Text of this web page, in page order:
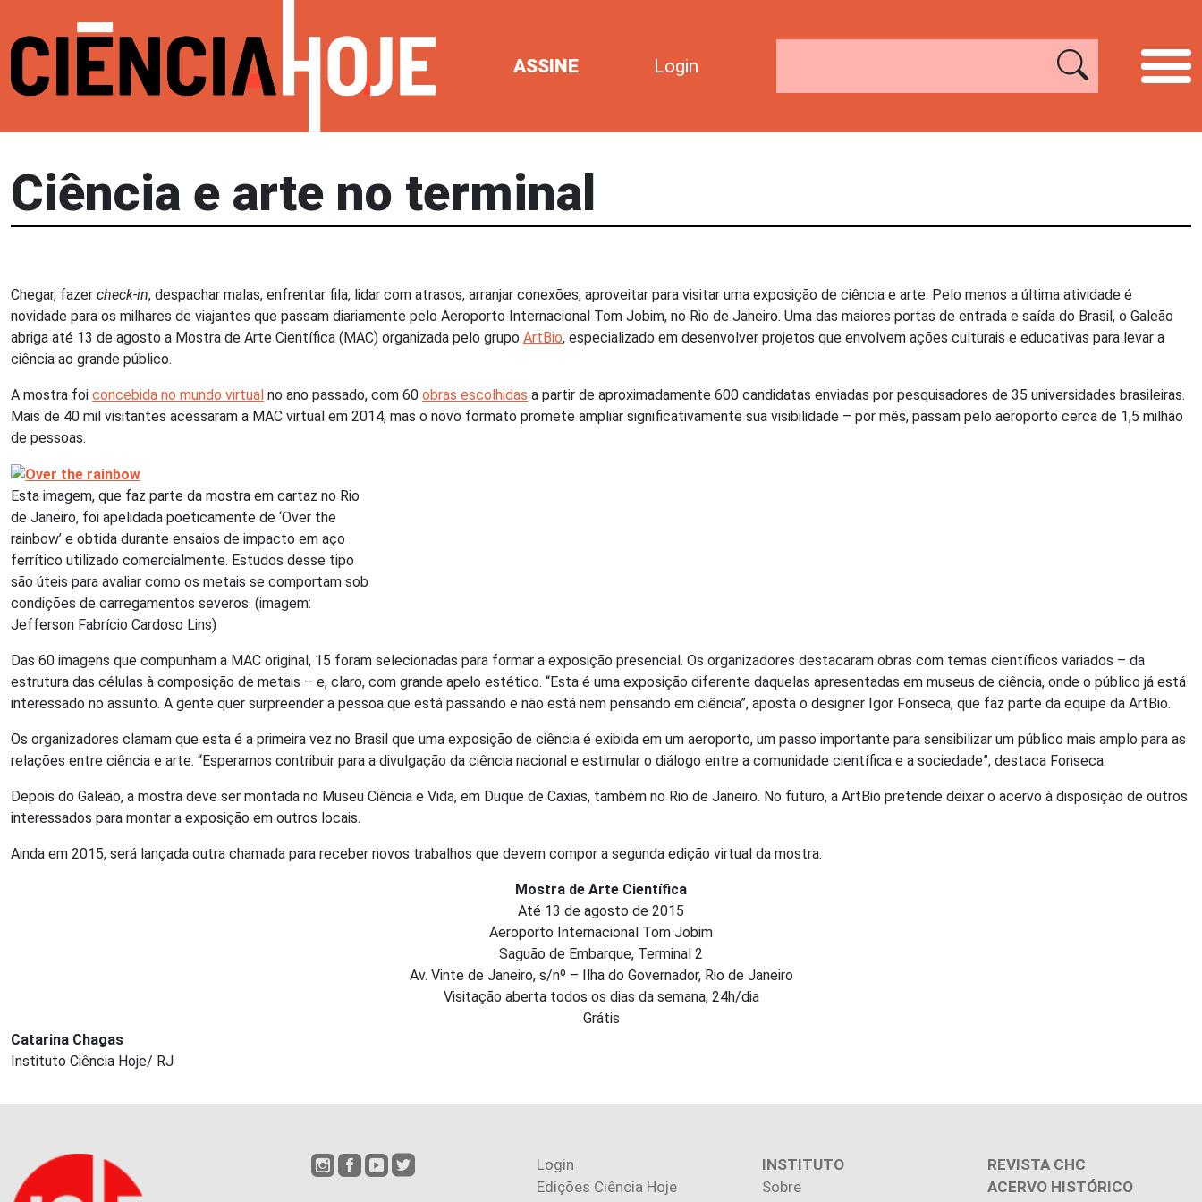
ASSINE Login
Ciência e arte no terminal
Chegar, fazer check-in, despachar malas, enfrentar fila, lidar com atrasos, arranjar conexões, aproveitar para visitar uma exposição de ciência e arte. Pelo menos a última atividade é
novidade para os milhares de viajantes que passam diariamente pelo Aeroporto Internacional Tom Jobim, no Rio de Janeiro. Uma das maiores portas de entrada e saída do Brasil, o Galeão
abriga até 13 de agosto a Mostra de Arte Científica (MAC) organizada pelo grupo ArtBio, especializado em desenvolver projetos que envolvem ações culturais e educativas para levar a
ciência ao grande público.
A mostra foi concebida no mundo virtual no ano passado, com 60 obras escolhidas a partir de aproximadamente 600 candidatas enviadas por pesquisadores de 35 universidades brasileiras.
Mais de 40 mil visitantes acessaram a MAC virtual em 2014, mas o novo formato promete ampliar significativamente sua visibilidade – por mês, passam pelo aeroporto cerca de 1,5 milhão
de pessoas.
Esta imagem, que faz parte da mostra em cartaz no Rio
de Janeiro, foi apelidada poeticamente de ‘Over the
rainbow’ e obtida durante ensaios de impacto em aço
ferrítico utilizado comercialmente. Estudos desse tipo
são úteis para avaliar como os metais se comportam sob
condições de carregamentos severos. (imagem:
Jefferson Fabrício Cardoso Lins)
Das 60 imagens que compunham a MAC original, 15 foram selecionadas para formar a exposição presencial. Os organizadores destacaram obras com temas científicos variados – da
estrutura das células à composição de metais – e, claro, com grande apelo estético. “Esta é uma exposição diferente daquelas apresentadas em museus de ciência, onde o público já está
interessado no assunto. A gente quer surpreender a pessoa que está passando e não está nem pensando em ciência”, aposta o designer Igor Fonseca, que faz parte da equipe da ArtBio.
Os organizadores clamam que esta é a primeira vez no Brasil que uma exposição de ciência é exibida em um aeroporto, um passo importante para sensibilizar um público mais amplo para as
relações entre ciência e arte. “Esperamos contribuir para a divulgação da ciência nacional e estimular o diálogo entre a comunidade científica e a sociedade”, destaca Fonseca.
Depois do Galeão, a mostra deve ser montada no Museu Ciência e Vida, em Duque de Caxias, também no Rio de Janeiro. No futuro, a ArtBio pretende deixar o acervo à disposição de outros
interessados para montar a exposição em outros locais.
Ainda em 2015, será lançada outra chamada para receber novos trabalhos que devem compor a segunda edição virtual da mostra.
Mostra de Arte Científica
Até 13 de agosto de 2015
Aeroporto Internacional Tom Jobim
Saguão de Embarque, Terminal 2
Av. Vinte de Janeiro, s/nº – Ilha do Governador, Rio de Janeiro
Visitação aberta todos os dias da semana, 24h/dia
Grátis
Catarina Chagas
Instituto Ciência Hoje/ RJ
Login
Edições Ciência Hoje
INSTITUTO
Sobre
REVISTA CHC
ACERVO HISTÓRICO